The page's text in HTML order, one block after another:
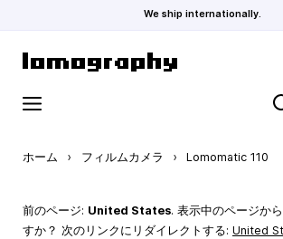
We ship internationally.
ホーム › フィルムカメラ › Lomomatic 110
前のページ: United States. 表示中のページか
すか？ 次のリンクにリダイレクトする: United